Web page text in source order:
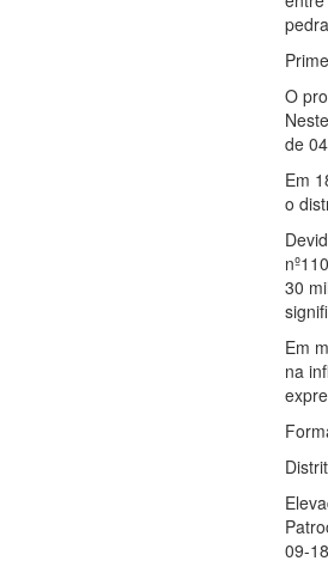
O
de
Em
o
30
Em
na
09-